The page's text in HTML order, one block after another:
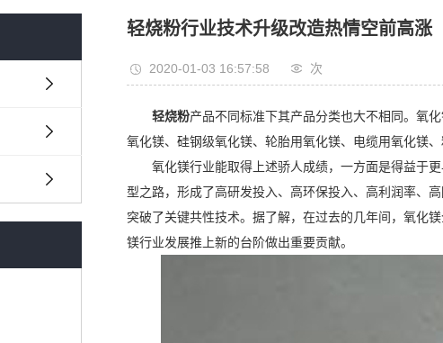
轻烧粉行业技术升级改造热情空前高涨
2020-01-03 16:57:58 次
轻烧粉产品不同标准下其产品分类也大不相同。氧
氧化镁、硅钢级氧化镁、轮胎用氧化镁、电缆用氧化镁
氧化镁行业能取得上述骄人成绩，一方面是得益于
型之路，形成了高研发投入、高环保投入、高利润率、
突破了关键共性技术。据了解，在过去的几年间，氧化
镁行业发展推上新的台阶做出重要贡献。